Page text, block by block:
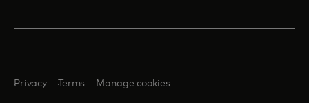
Privacy Terms Manage cookies